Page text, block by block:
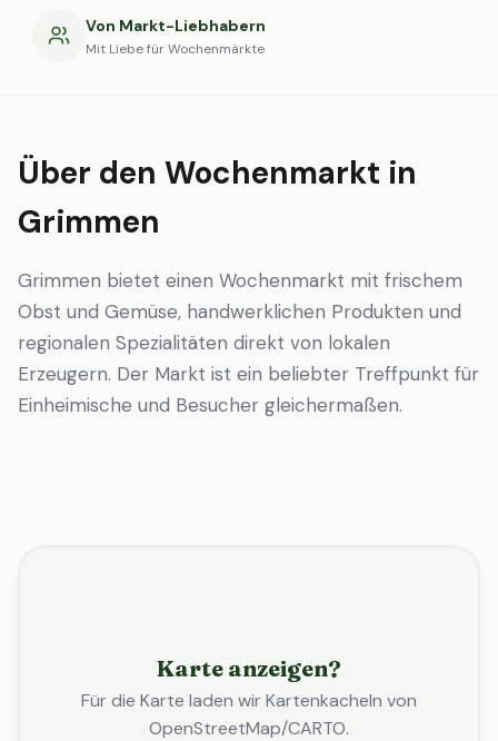
Von Markt-Liebhabern
Mit Liebe für Wochenmärkte
Über den Wochenmarkt in
Grimmen
Grimmen bietet einen Wochenmarkt mit frischem
Obst und Gemüse, handwerklichen Produkten und
regionalen Spezialitäten direkt von lokalen
Erzeugern. Der Markt ist ein beliebter Treffpunkt für
Einheimische und Besucher gleichermaßen.
Karte anzeigen?
Für die Karte laden wir Kartenkacheln von
OpenStreetMap/CARTO.